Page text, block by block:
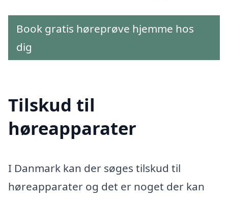
Book gratis høreprøve hjemme hos
dig
Tilskud til
høreapparater
I Danmark kan der søges tilskud til
høreapparater og det er noget der kan